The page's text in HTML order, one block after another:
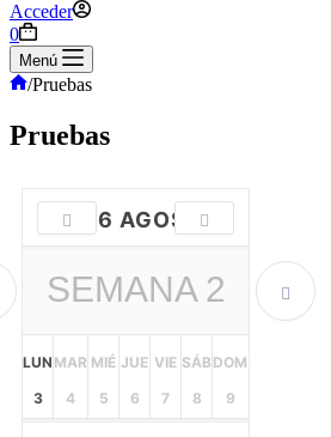
Acceder
0
Menú
/Pruebas
Pruebas
2026 AGOSTO
SEMANA 2
LUN
3
MAR
4
MIÉ
5
JUE
6
VIE
7
SÁB
8
DOM
9